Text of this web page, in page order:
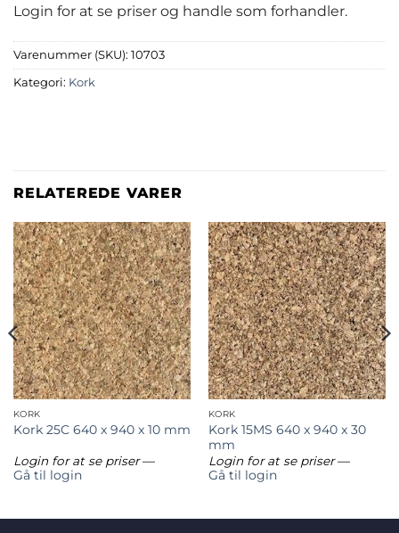
Login for at se priser og handle som forhandler.
Varenummer (SKU): 10703
Kategori: Kork
RELATEREDE VARER
KORK
Kork 25C 640 x 940 x 10 mm
Login for at se priser—
Gå til login
KORK
Kork 15MS 640 x 940 x 30
mm
Login for at se priser—
Gå til login